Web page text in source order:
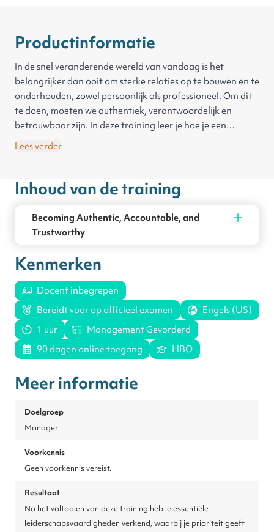
Productinformatie
In de snel veranderende wereld van vandaag is het
belangrijker dan ooit om sterke relaties op te bouwen en te
onderhouden, zowel persoonlijk als professioneel. Om dit
te doen, moeten we authentiek, verantwoordelijk en
betrouwbaar zijn. In deze training leer je hoe je een
zelfevaluatie kunt uitvoeren op deze belangrijke
deze in leiderschap te demonstreren. Daarnaast leer je
hoe je strategieën kunt identificeren om leiding te geven
met verantwoordelijkheid en vertrouwen, en hoe je
manieren kunt verkennen om ineffectieve
Lees verder
Inhoud van de training
Becoming Authentic, Accountable, and
Trustworthy
Kenmerken
Docent inbegrepen
Bereidt voor op officieel examen
Engels (US)
1 uur
Management Gevorderd
90 dagen online toegang
HBO
Meer informatie
Doelgroep
Manager
Voorkennis
Geen voorkennis vereist.
Resultaat
Na het voltooien van deze training heb je essentiële
leiderschapsvaardigheden verkend, waarbij je prioriteit geeft